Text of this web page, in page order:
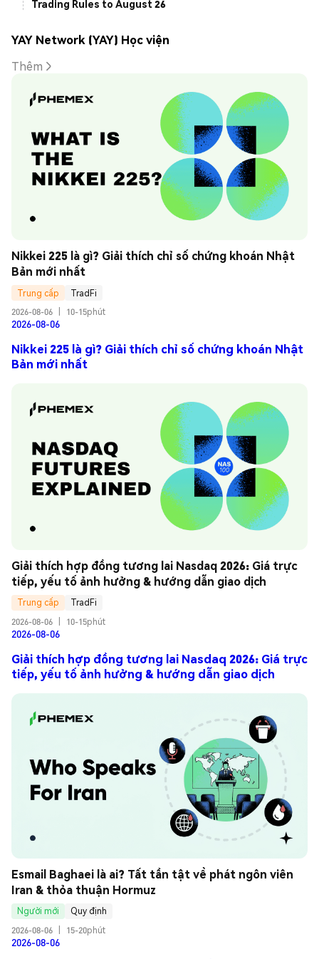
Trading Rules to August 26
YAY Network (YAY) Học viện
Thêm
Nikkei 225 là gì? Giải thích chỉ số chứng khoán Nhật
Bản mới nhất
Trung cấp
TradFi
2026-08-06
10-15phút
2026-08-06
Nikkei 225 là gì? Giải thích chỉ số chứng khoán Nhật
Bản mới nhất
Giải thích hợp đồng tương lai Nasdaq 2026: Giá trực
tiếp, yếu tố ảnh hưởng & hướng dẫn giao dịch
Trung cấp
TradFi
2026-08-06
10-15phút
2026-08-06
Giải thích hợp đồng tương lai Nasdaq 2026: Giá trực
tiếp, yếu tố ảnh hưởng & hướng dẫn giao dịch
Esmail Baghaei là ai? Tất tần tật về phát ngôn viên
Iran & thỏa thuận Hormuz
Người mới
Quy định
2026-08-06
15-20phút
2026-08-06